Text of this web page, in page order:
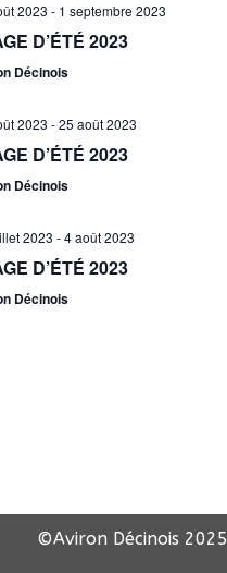
2023 - 1 septembre 2023
D’ÉTÉ 2023
Décinois
2023 -25 août 2023
D’ÉTÉ 2023
Décinois
2023 -4 août 2023
D’ÉTÉ 2023
Décinois
©Aviron Décinois 2025